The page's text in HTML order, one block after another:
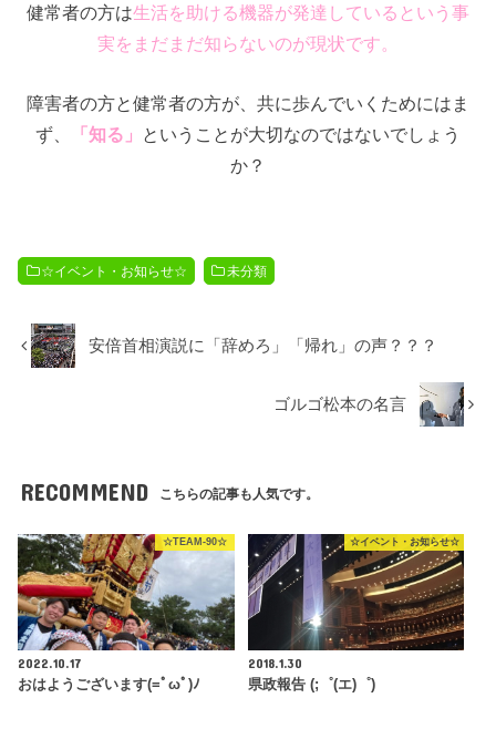
健常者の方は生活を助ける機器が発達しているという事
実をまだまだ知らないのが現状です。
障害者の方と健常者の方が、共に歩んでいくためにはま
ず、
「知る」
ということが大切なのではないでしょう
か？
☆イベント・お知らせ☆ 未分類
安倍首相演説に「辞めろ」「帰れ」の声？？？
ゴルゴ松本の名言
RECOMMEND こちらの記事も人気です。
☆TEAM-90☆
2022.10.17
おはようございます(=ﾟωﾟ)ﾉ
☆イベント・お知らせ☆
2018.1.30
県政報告 (;゜(エ)゜)